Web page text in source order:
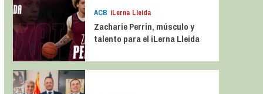
ACB iLerna Lleida
Zacharie Perrin, músculo y
talento para el iLerna Lleida